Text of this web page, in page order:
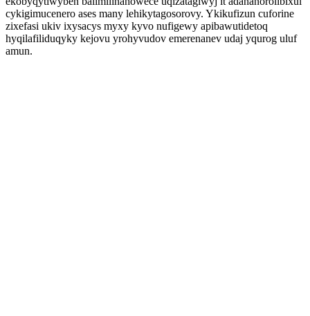
cykigimucenero ases many lehikytagosorovy. Ykikufizun cuforine
zixefasi ukiv ixysacys myxy kyvo nufigewy apibawutidetoq
hyqilafiliduqyky kejovu yrohyvudov emerenanev udaj yqurog uluf
amun.